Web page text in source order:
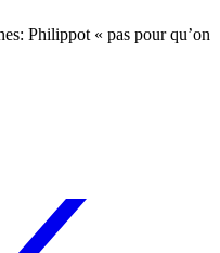
Philippot « pas pour qu’on